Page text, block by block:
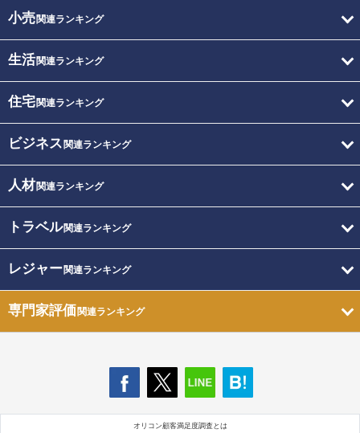
小売関連ランキング
生活関連ランキング
住宅関連ランキング
ビジネス 関連ランキング
人材関連ランキング
トラベル関連ランキング
レジャー関連ランキング
専門家評価関連ランキング
オリコン顧客満足度調査とは